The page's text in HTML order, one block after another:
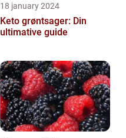
18 january 2024
Keto grøntsager: Din
ultimative guide